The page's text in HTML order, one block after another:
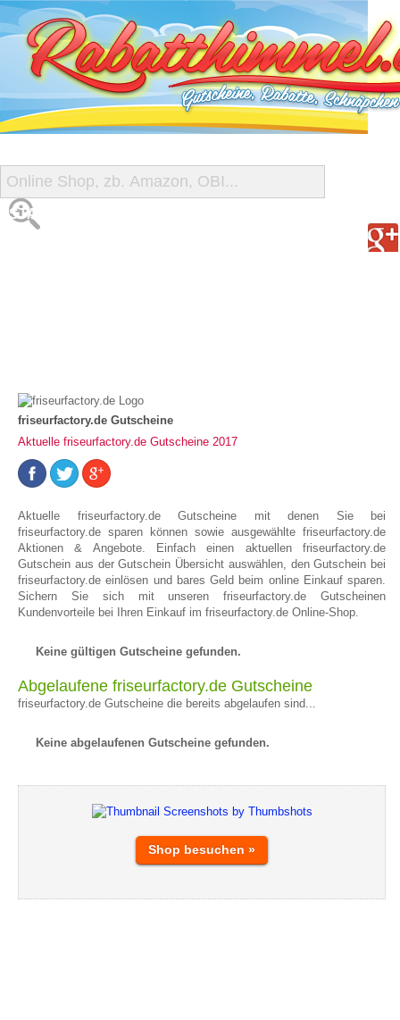
START
friseurfactory.de Gutscheine
Aktuelle friseurfactory.de Gutscheine 2017
Aktuelle friseurfactory.de Gutscheine mit denen Sie bei
friseurfactory.de sparen können sowie ausgewählte friseurfactory.de
Aktionen & Angebote. Einfach einen aktuellen friseurfactory.de
Gutschein aus der Gutschein Übersicht auswählen, den Gutschein bei
friseurfactory.de einlösen und bares Geld beim online Einkauf sparen.
Sichern Sie sich mit unseren friseurfactory.de Gutscheinen
Kundenvorteile bei Ihren Einkauf im friseurfactory.de Online-Shop.
Keine gültigen Gutscheine gefunden.
Abgelaufene friseurfactory.de Gutscheine
friseurfactory.de Gutscheine die bereits abgelaufen sind...
Keine abgelaufenen Gutscheine gefunden.
Shop besuchen »